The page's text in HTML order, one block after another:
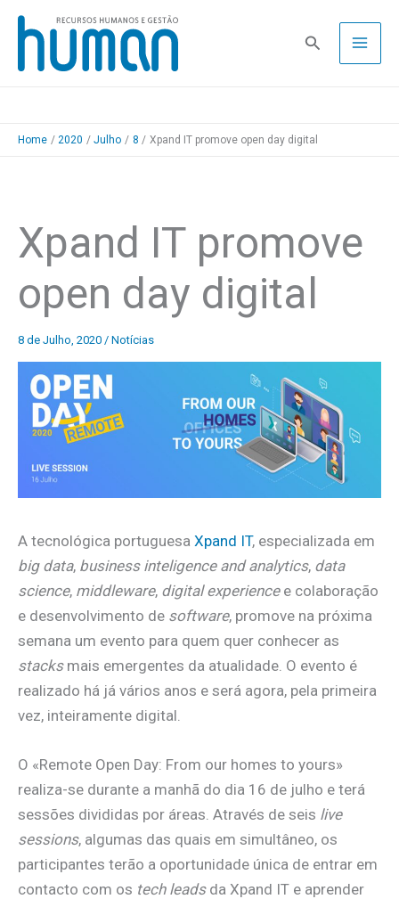
Skip
content
Pesquisa
Home 2020 Julho 8 Xpand IT promove open day digital
Xpand IT promove
open day digital
8 de Julho, 2020 / Notícias
A tecnológica portuguesa Xpand IT, especializada em
big data, business inteligence and analytics, data
science, middleware, digital experiencee colaboração
e desenvolvimento de software, promove na próxima
semana um evento para quem quer conhecer as
stacksmais emergentes da atualidade. O evento é
realizado há já vários anos e será agora, pela primeira
vez, inteiramente digital.
O «Remote Open Day: From our homes to yours»
realiza-se durante a manhã do dia 16 de julho e terá
sessões divididas por áreas. Através de seis live
sessions, algumas das quais em simultâneo, os
participantes terão a oportunidade única de entrar em
contacto com os tech leadsda Xpand IT e aprender